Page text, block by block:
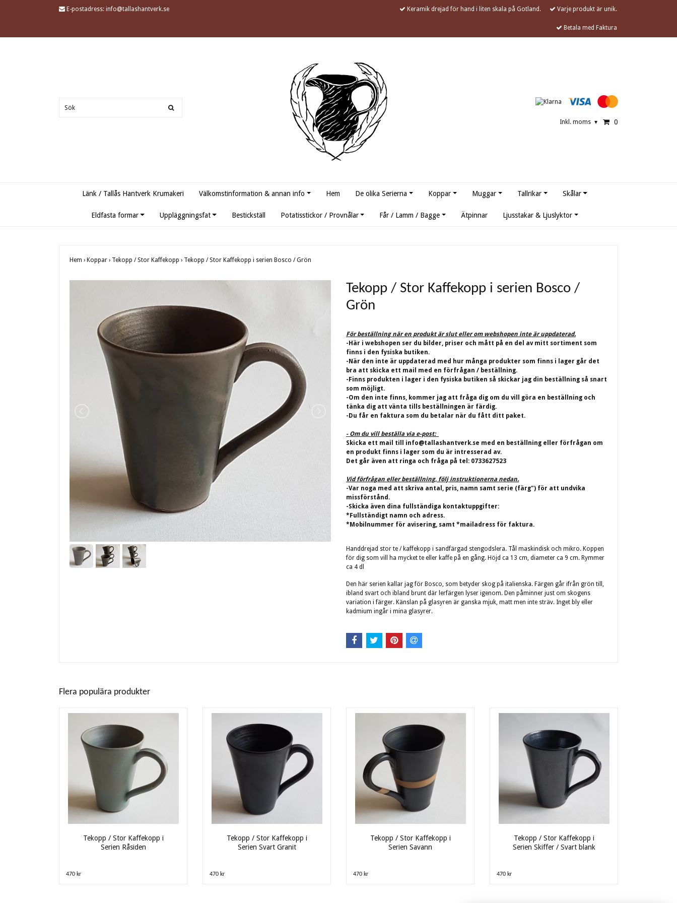
E-postadress: info@tallashantverk.se Keramik drejad för hand i liten skala på Gotland. Varje produkt är unik.
Betala med Faktura
Inkl. moms ▾ 0
Länk / Tallås Hantverk Krumakeri Välkomstinformation & annan info Hem De olika Serierna Koppar Muggar Tallrikar Skålar
Eldfasta formar Uppläggningsfat Bestickställ Potatisstickor / Provnålar Får / Lamm / Bagge Ätpinnar Ljusstakar & Ljuslyktor
Hem › Koppar › Tekopp / Stor Kaffekopp › Tekopp / Stor Kaffekopp i serien Bosco / Grön
Tekopp / Stor Kaffekopp i serien Bosco /
Grön
För beställning när en produkt är slut eller om webshopen inte är uppdaterad.
-Här i webshopen ser du bilder, priser och mått på en del av mitt sortiment som
finns i den fysiska butiken.
-När den inte är uppdaterad med hur många produkter som finns i lager går det
bra att skicka ett mail med en förfrågan / beställning.
-Finns produkten i lager i den fysiska butiken så skickar jag din beställning så snart
som möjligt.
-Om den inte finns, kommer jag att fråga dig om du vill göra en beställning och
tänka dig att vänta tills beställningen är färdig.
-Du får en faktura som du betalar när du fått ditt paket.
- Om du vill beställa via e-post:
Skicka ett mail till info@tallashantverk.se med en beställning eller förfrågan om
en produkt finns i lager som du är intresserad av.
Det går även att ringa och fråga på tel: 0733627523
Vid förfrågan eller beställning, följ instruktionerna nedan.
-Var noga med att skriva antal, pris, namn samt serie (färg") för att undvika
missförstånd.
-Skicka även dina fullständiga kontaktuppgifter:
*Fullständigt namn och adress.
*Mobilnummer för avisering, samt *mailadress för faktura.
Handdrejad stor te / kaffekopp i sandfärgad stengodslera. Tål maskindisk och mikro. Koppen
för dig som vill ha mycket te eller kaffe på en gång. Höjd ca 13 cm, diameter ca 9 cm. Rymmer
ca 4 dl
Den här serien kallar jag för Bosco, som betyder skog på italienska. Färgen går ifrån grön till,
ibland svart och ibland brunt där lerfärgen lyser igenom. Den påminner just om skogens
variation i färger. Känslan på glasyren är ganska mjuk, matt men inte sträv. Inget bly eller
kadmium ingår i mina glasyrer.
Flera populära produkter
Tekopp / Stor Kaffekopp i
Serien Råsiden
470 kr
Tekopp / Stor Kaffekopp i
Serien Svart Granit
470 kr
Tekopp / Stor Kaffekopp i
Serien Savann
470 kr
Tekopp / Stor Kaffekopp i
Serien Skiffer / Svart blank
470 kr